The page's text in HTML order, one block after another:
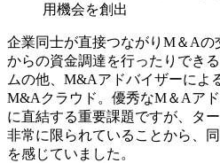
用機会を創出
企業同士が直接つながりM＆Aの
からの資金調達を行ったりでき
ムの他、M&Aアドバイザーによ
M&Aクラウド。優秀なM＆Aア
に直結する重要課題ですが、タ
非常に限られていることから、
を感じていました。